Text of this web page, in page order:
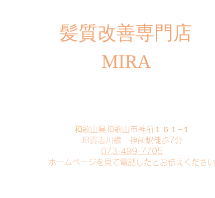
​髪質改善専門店
MIRA
​和歌山県和歌山市神前１６１−１
JR貴志川線 神前駅徒歩7分
073-499-7705
​ホームページを見て電話したとお伝えください